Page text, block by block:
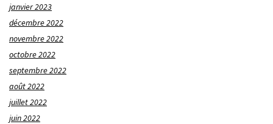
janvier 2023
décembre 2022
novembre 2022
octobre 2022
septembre 2022
août 2022
juillet 2022
juin 2022